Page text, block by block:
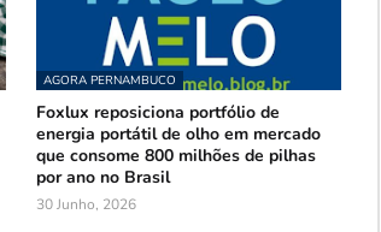
AGORA PERNAMBUCO
Foxlux reposiciona portfólio de
energia portátil de olho em mercado
que consome 800 milhões de pilhas
por ano no Brasil
30 Junho, 2026